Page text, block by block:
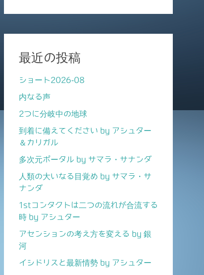
最近の投稿
ショート2026-08
内なる声
2つに分岐中の地球
到着に備えてください by アシュター
＆カリガル
多次元ポータル by サマラ・サナンダ
人類の大いなる目覚め by サマラ・サ
ナンダ
1stコンタクトは二つの流れが合流する
時 by アシュター
アセンションの考え方を変える by 銀
河
イシドリスと最新情勢 by アシュター